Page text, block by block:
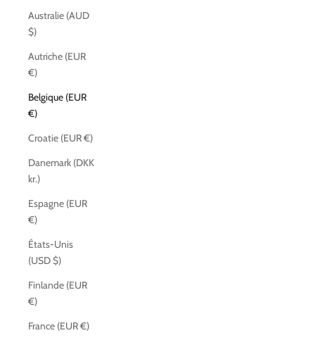
Australie (AUD
$)
Autriche (EUR
€)
Belgique (EUR
€)
Croatie (EUR €)
Danemark (DKK
kr.)
Espagne (EUR
€)
États-Unis
(USD $)
Finlande (EUR
€)
France (EUR €)